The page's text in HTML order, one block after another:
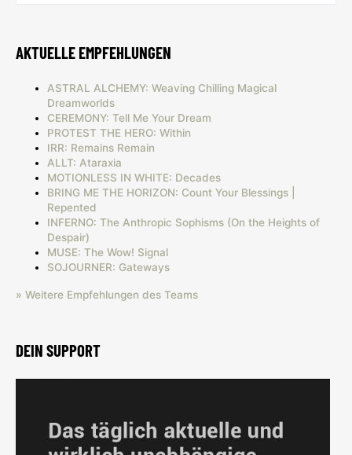
AKTUELLE EMPFEHLUNGEN
ASTRAL ALCHEMY: Weaving Chilling Magical
Dreamworlds
CEREMONY: Tell Me Your Dream
PROTEST THE HERO: Within
IRR: Remains Remain
ALLT: Ataraxia
MOTIONLESS IN WHITE: Decades
BRING ME THE HORIZON: Count Your Blessings |
Repented
INFERNO: The Anthropic Sophisms (On the Heights of
Despair)
MUSE: The Wow! Signal
SOJOURNER: Gateways
» Weitere Empfehlungen des Teams
DEIN SUPPORT